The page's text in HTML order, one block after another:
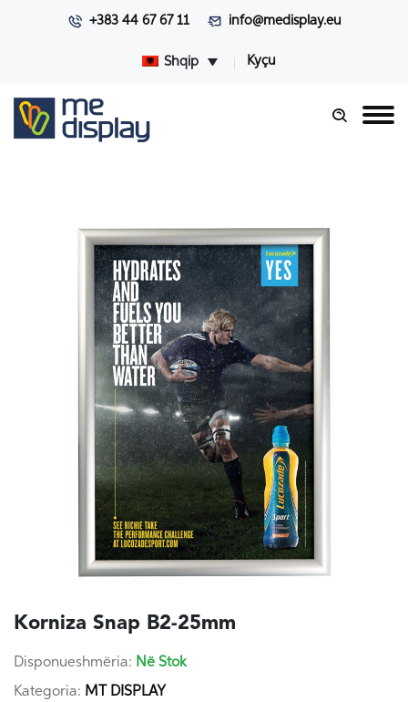
+383 44 67 67 11 info@medisplay.eu
Shqip Kyçu
Korniza Snap B2-25mm
Disponueshmëria: Në Stok
Kategoria: MT DISPLAY